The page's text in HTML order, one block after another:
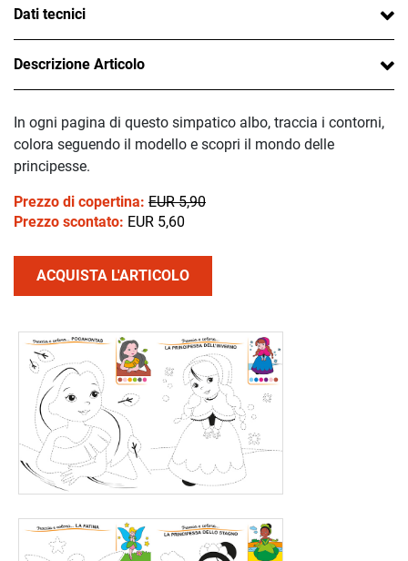
Dati tecnici
Descrizione Articolo
In ogni pagina di questo simpatico albo, traccia i contorni,
colora seguendo il modello e scopri il mondo delle
principesse.
Prezzo di copertina: EUR 5,90
Prezzo scontato: EUR 5,60
ACQUISTA L'ARTICOLO